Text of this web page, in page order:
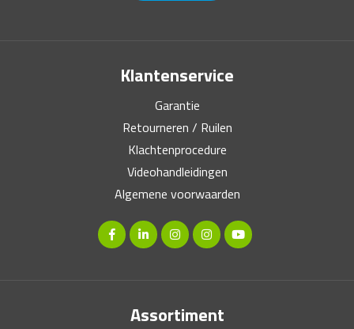
Klantenservice
Garantie
Retourneren / Ruilen
Klachtenprocedure
Videohandleidingen
Algemene voorwaarden
Assortiment